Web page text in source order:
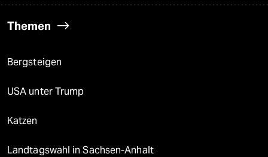
Themen
Bergsteigen
USA unter Trump
Katzen
Landtagswahl in Sachsen-Anhalt